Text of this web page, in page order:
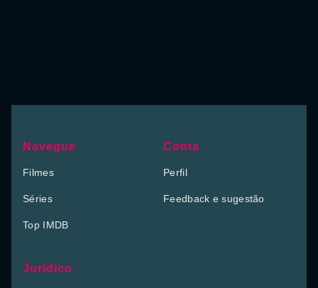
Navegue
Filmes
Séries
Top IMDB
Conta
Perfil
Feedback e sugestão
Jurídico